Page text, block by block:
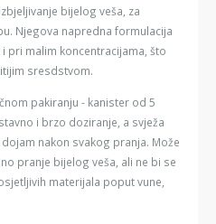
bijelog veša, za
Njegova napredna formulacija
pri malim koncentracijama, što
sresdstvom.
pakiranju - kanister od 5
i brzo doziranje, a svježa
nakon svakog pranja. Može
pranje bijelog veša, ali ne bi se
materijala poput vune,